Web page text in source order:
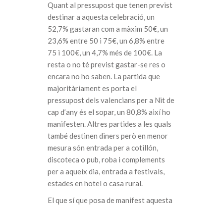
Quant al pressupost que tenen previst
destinar a aquesta celebració, un
52,7% gastaran com a màxim 50€, un
23,6% entre 50 i 75€, un 6,8% entre
75 i 100€, un 4,7% més de 100€. La
resta o no té previst gastar-se res o
encara no ho saben. La partida que
majoritàriament es porta el
pressupost dels valencians per a Nit de
cap d’any és el sopar, un 80,8% així ho
manifesten. Altres partides a les quals
també destinen diners però en menor
mesura són entrada per a cotillón,
discoteca o pub, roba i complements
per a aqueix dia, entrada a festivals,
estades en hotel o casa rural.
El que sí que posa de manifest aquesta